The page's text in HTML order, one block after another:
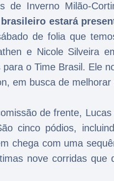
de Inverno Milão-
estará
de folia que
e Nicole Silveira
o Time Brasil. Ele
em busca de
de frente,
cinco pódios,
chega com uma
nove corridas